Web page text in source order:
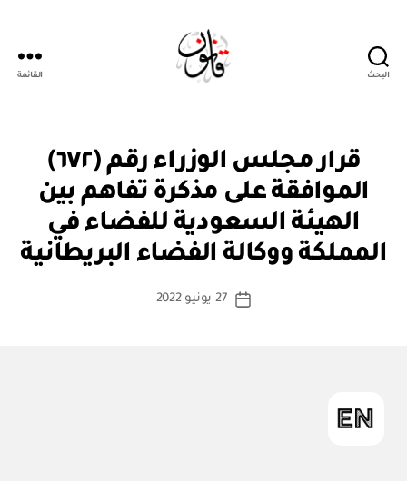
البحث القائمة
التصنيفات
زرا
ء
قرار مجلس الوزراء رقم (٦٧٢)
الموافقة على مذكرة تفاهم بين
الهيئة السعودية للفضاء في
المملكة ووكالة الفضاء البريطانية
كاتب
س
ة
تاريخ
27 يونيو 2022